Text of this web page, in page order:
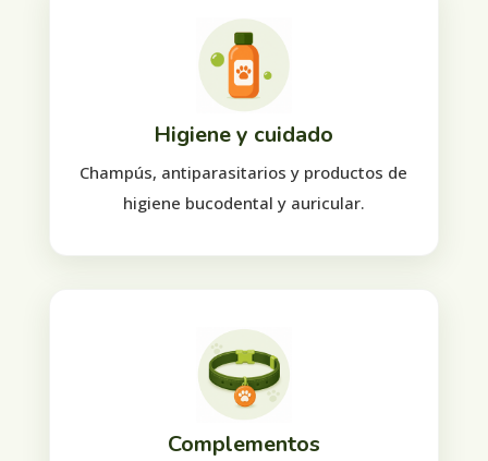
Higiene y cuidado
Champús, antiparasitarios y productos de
higiene bucodental y auricular.
Complementos